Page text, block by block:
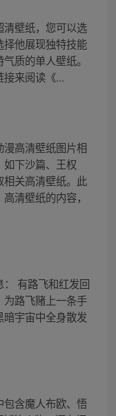
壁纸，您可以选
他展现独特技能
质的单人壁纸。
来阅读《...
高清壁纸图片相
如下沙篇、王权
关高清壁纸。此
清壁纸的内容，
有路飞和红发回
路飞赌上一条手
宇宙中全身散发
含魔人布欧、悟